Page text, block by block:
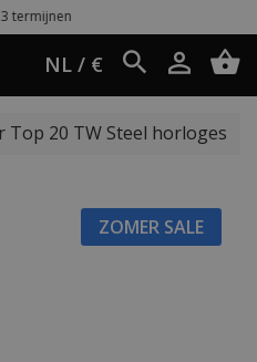
NL / €
Top 20 TW Steel horloges
ZOMER SALE